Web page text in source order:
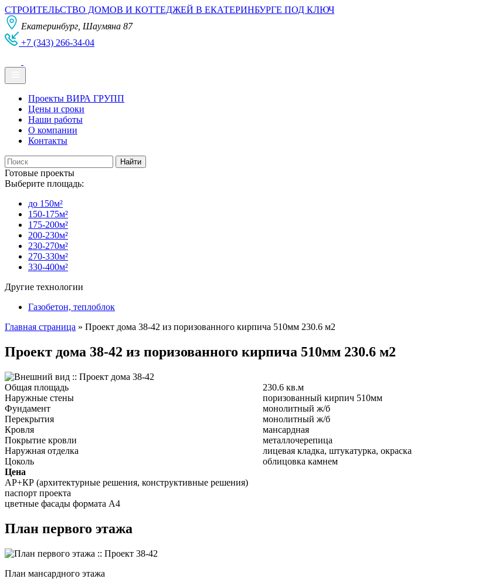
СТРОИТЕЛЬСТВО ДОМОВ И КОТТЕДЖЕЙ В ЕКАТЕРИНБУРГЕ ПОД КЛЮЧ
Екатеринбург, Шаумяна 87
+7 (343) 266-34-04
Проекты ВИРА ГРУПП
Цены и сроки
Наши работы
О компании
Контакты
Готовые проекты
Выберите площадь:
до 150м²
150-175м²
175-200м²
200-230м²
230-270м²
270-330м²
330-400м²
Другие технологии
Газобетон, теплоблок
Главная страница » Проект дома 38-42 из поризованного кирпича 510мм 230.6 м2
Проект дома 38-42 из поризованного кирпича 510мм 230.6 м2
Общая площадь
230.6 кв.м
Наружные стены
поризованный кирпич 510мм
Фундамент
монолитный ж/б
Перекрытия
монолитный ж/б
Кровля
мансардная
Покрытие кровли
металлочерепица
Наружная отделка
лицевая кладка, штукатурка, окраска
Цоколь
облицовка камнем
Цена
АР+КР (архитектурные решения, конструктивные решения)
паспорт проекта
цветные фасады формата А4
План первого этажа
План мансардного этажа